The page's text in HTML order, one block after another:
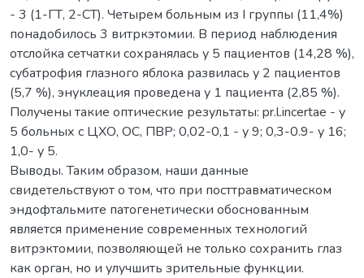
- 3 (1-ГТ, 2-СТ). Четырем больным из І группы (11,4%)
понадобилось 3 витркэтомии. В период наблюдения
отслойка сетчатки сохранялась у 5 пациентов (14,28 %),
субатрофия глазного яблока развилась у 2 пациентов
(5,7 %), энуклеация проведена у 1 пациента (2,85 %).
Получены такие оптические результаты: pr.l.incertae - у
5 больных с ЦХО, ОС, ПВР; 0,02-0,1 - у 9; 0,3-0.9- у 16;
1,0- у 5.
Выводы. Таким образом, наши данные
свидетельствуют о том, что при посттравматическом
эндофтальмите патогенетически обоснованным
является применение современных технологий
витрэктомии, позволяющей не только сохранить глаз
как орган, но и улучшить зрительные функции.